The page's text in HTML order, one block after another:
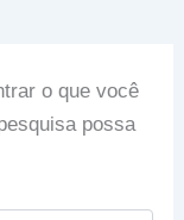
o que você
possa